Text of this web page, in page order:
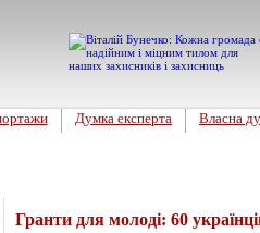
Думка експерта Власна
Гранти для молоді: 60